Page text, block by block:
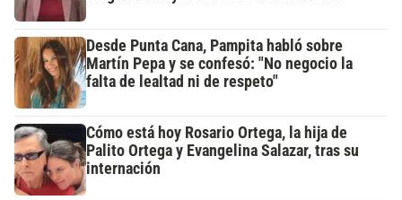
Desde Punta Cana, Pampita habló sobre
Martín Pepa y se confesó: "No negocio la
falta de lealtad ni de respeto"
Cómo está hoy Rosario Ortega, la hija de
Palito Ortega y Evangelina Salazar, tras su
internación